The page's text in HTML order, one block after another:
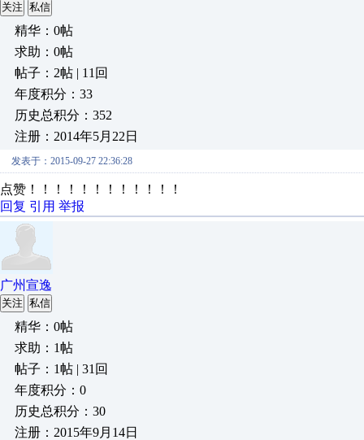
关注 私信
精华：0帖
求助：0帖
帖子：2帖 | 11回
年度积分：33
历史总积分：352
注册：2014年5月22日
发表于：2015-09-27 22:36:28
点赞！！！！！！！！！！！！
回复 引用 举报
广州宣逸
关注 私信
精华：0帖
求助：1帖
帖子：1帖 | 31回
年度积分：0
历史总积分：30
注册：2015年9月14日